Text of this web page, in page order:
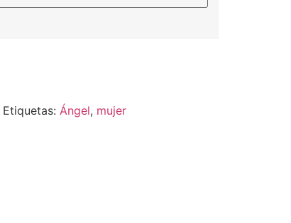
Etiquetas: Ángel, mujer